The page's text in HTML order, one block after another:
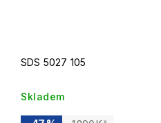
SDS 5027 105
Skladem